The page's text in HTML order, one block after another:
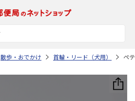
散歩・おでかけ 首輪・リード（犬用） ペ